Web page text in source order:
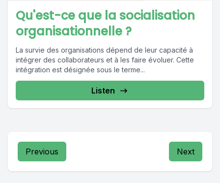
Qu'est-ce que la socialisation
organisationnelle ?
La survie des organisations dépend de leur capacité à
intégrer des collaborateurs et à les faire évoluer. Cette
intégration est désignée sous le terme...
Listen
Previous Next